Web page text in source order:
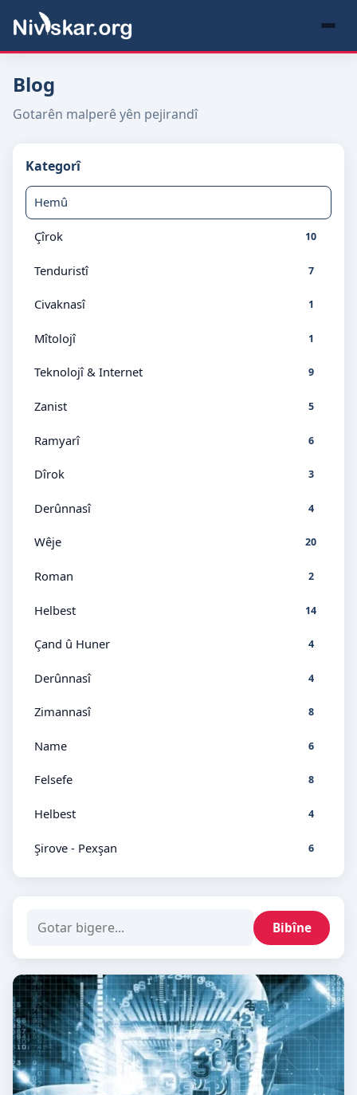
Blog
Gotarên malperê yên pejirandî
Kategorî
Hemû
Çîrok 10
Tenduristî 7
Civaknasî 1
Mîtolojî 1
Teknolojî & Internet 9
Zanist 5
Ramyarî 6
Dîrok 3
Derûnnasî 4
Wêje 20
Roman 2
Helbest 14
Çand û Huner 4
Derûnnasî 4
Zimannasî 8
Name 6
Felsefe 8
Helbest 4
Şirove - Pexşan 6
Bibîne